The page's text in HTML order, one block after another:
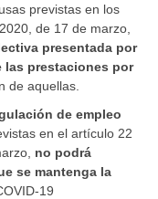
previstas en los
de 17 de marzo,
presentada por
las prestaciones por
de aquellas.
de empleo
en el artículo 22
no podrá
se mantenga la
19